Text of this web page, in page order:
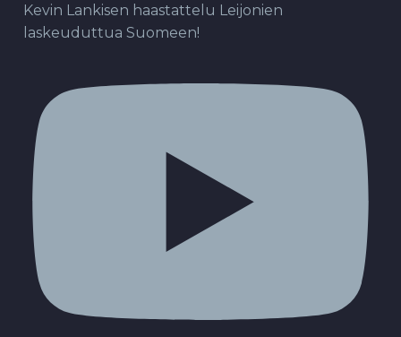
Kevin Lankisen haastattelu Leijonien
laskeuduttua Suomeen!